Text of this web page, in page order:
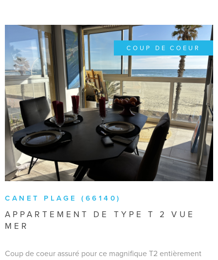
CANET PLAGE (66140)
APPARTEMENT DE TYPE T 2 VUE
MER
Coup de coeur assuré pour ce magnifique T2 entièrement
COUP DE COEUR
VOIR LE BIEN